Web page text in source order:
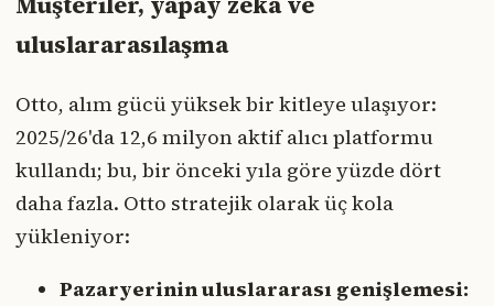
uluslararasılaşma
Otto, alım gücü yüksek bir kitleye ulaşıyor:
2025/26'da 12,6 milyon aktif alıcı platformu
kullandı; bu, bir önceki yıla göre yüzde dört
daha fazla. Otto stratejik olarak üç kola
yükleniyor:
Pazaryerinin uluslararası genişlemesi: